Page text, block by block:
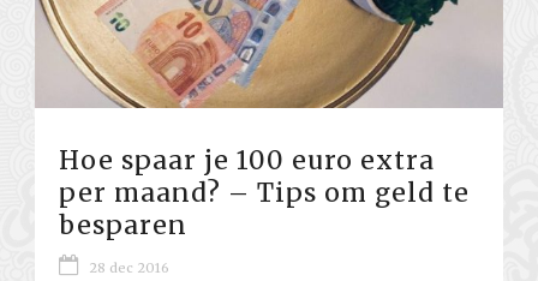
Hoe spaar je 100 euro extra
per maand? – Tips om geld te
besparen
28 dec 2016